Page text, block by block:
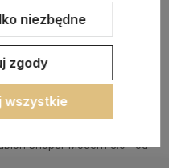
Shoper Modern 3.0™ od
niezbędne
zgody
wszystkie